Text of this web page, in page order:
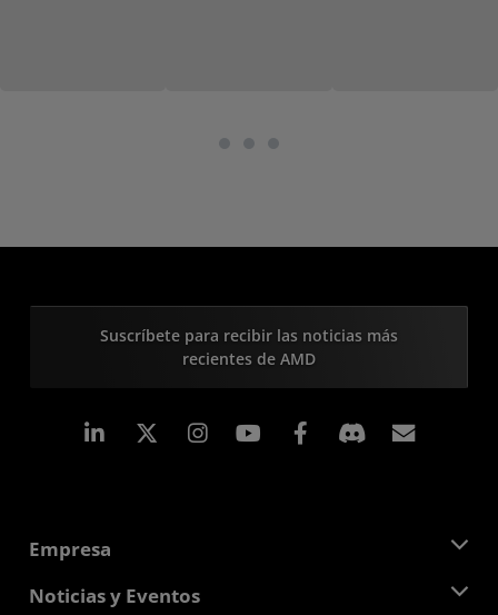
Suscríbete para recibir las noticias más
recientes de AMD
LinkedIn Instagram Facebook
Empresa
Acerca de AMD
Noticias y Eventos